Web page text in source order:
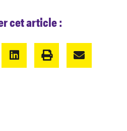
cet article :